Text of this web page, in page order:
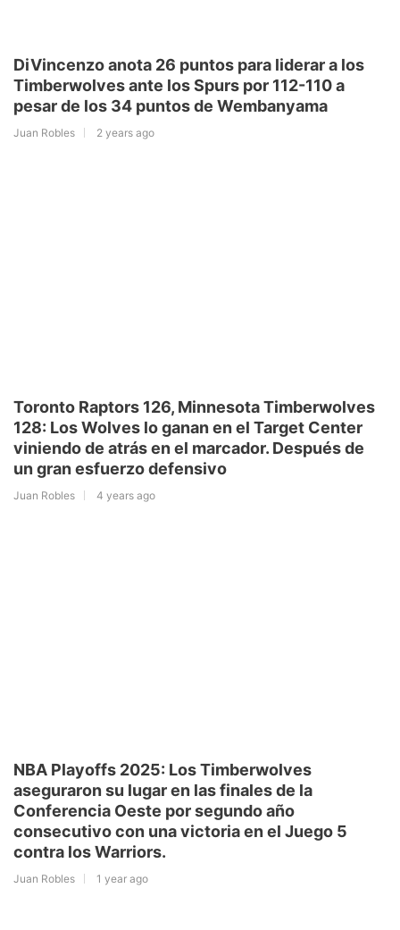
DiVincenzo anota 26 puntos para liderar a los
Timberwolves ante los Spurs por 112-110 a
pesar de los 34 puntos de Wembanyama
Juan Robles 2 years ago
Toronto Raptors 126, Minnesota Timberwolves
128: Los Wolves lo ganan en el Target Center
viniendo de atrás en el marcador. Después de
un gran esfuerzo defensivo
Juan Robles 4 years ago
NBA Playoffs 2025: Los Timberwolves
aseguraron su lugar en las finales de la
Conferencia Oeste por segundo año
consecutivo con una victoria en el Juego 5
contra los Warriors.
Juan Robles 1 year ago